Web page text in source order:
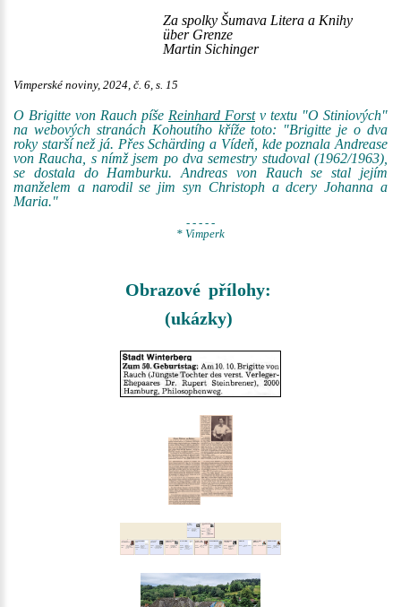
Za spolky Šumava Litera a Knihy
über Grenze
Martin Sichinger
Vimperské noviny, 2024, č. 6, s. 15
O Brigitte von Rauch píše Reinhard Forstv textu "O Stiniových"
na webových stranách Kohoutího kříže toto: "Brigitte je o dva
roky starší než já. Přes Schärding a Vídeň, kde poznala Andrease
von Raucha, s nímž jsem po dva semestry studoval (1962/1963),
se dostala do Hamburku. Andreas von Rauch se stal jejím
manželem a narodil se jim syn Christoph a dcery Johanna a
Maria."
- - - - -
* Vimperk
Obrazové přílohy:
(ukázky)